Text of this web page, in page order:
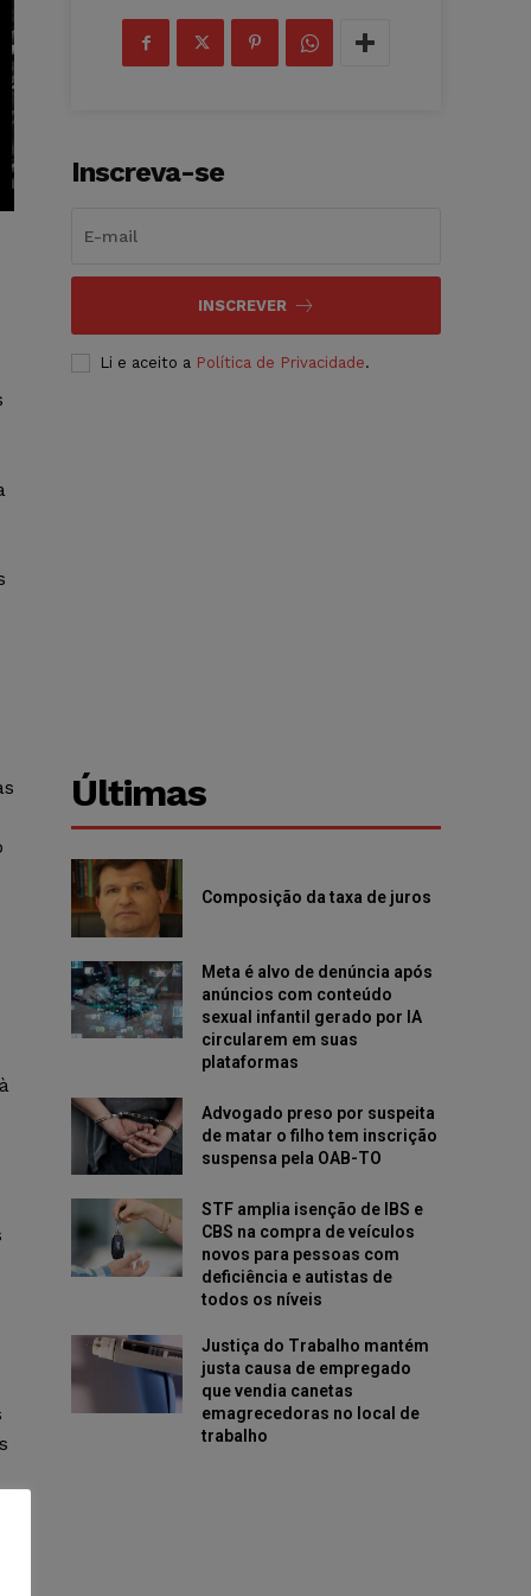
Inscreva-se
INSCREVER
Li e aceito a Política de Privacidade.
Últimas
Composição da taxa de juros
Meta é alvo de denúncia após
anúncios com conteúdo
sexual infantil gerado por IA
circularem em suas
plataformas
Advogado preso por suspeita
de matar o filho tem inscrição
suspensa pela OAB-TO
STF amplia isenção de IBS e
CBS na compra de veículos
novos para pessoas com
deficiência e autistas de
todos os níveis
Justiça do Trabalho mantém
justa causa de empregado
que vendia canetas
emagrecedoras no local de
trabalho